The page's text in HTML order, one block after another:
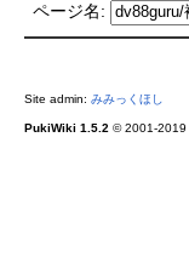
ページ名:
Site admin: みみっくほし
PukiWiki 1.5.2 © 2001-2019